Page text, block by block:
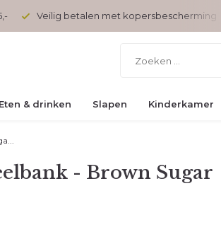
Veilig betalen met kopersbescherming
Eten & drinken Slapen Kinderkamer
- Brown Sugar